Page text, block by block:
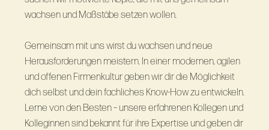
wachsen und Maßstäbe setzen wollen.
Gemeinsam mit uns wirst du wachsen und neue
Herausforderungen meistern. In einer modernen, agilen
und offenen Firmenkultur geben wir dir die Möglichkeit
dich selbst und dein fachliches Know-How zu entwickeln.
Lerne von den Besten – unsere erfahrenen Kollegen und
Kolleginnen sind bekannt für ihre Expertise und geben dir